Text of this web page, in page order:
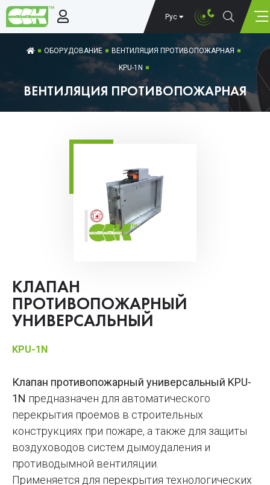
Рус
ОБОРУДОВАНИЕ
ВЕНТИЛЯЦИЯ ПРОТИВОПОЖАРНАЯ
KPU-1N
ВЕНТИЛЯЦИЯ ПРОТИВОПОЖАРНАЯ
КЛАПАН
ПРОТИВОПОЖАРНЫЙ
УНИВЕРСАЛЬНЫЙ
KPU-1N
Клапан противопожарный универсальный KPU-
1N предназначен для автоматического
перекрытия проемов в строительных
конструкциях при пожаре, а также для защиты
воздуховодов систем дымоудаления и
противодымной вентиляции.
Применяется для перекрытия технологических